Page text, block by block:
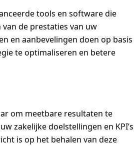
tools en software die
de prestaties van uw
en aanbevelingen doen op basis
te optimaliseren en betere
om meetbare resultaten te
zakelijke doelstellingen en KPI’s
is op het behalen van deze